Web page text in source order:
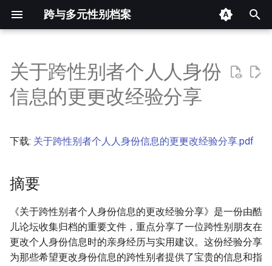
跨与多元性别档案
入
以
开
摘要
关于跨性别者个⼈人身份
信息的更更改经验分享
下载: 关于跨性别者个⼈人身份信息的更更改经验分享.pdf
摘要
《关于跨性别者个人身份信息的更改经验分享》是一份由酷
儿论坛收集归档的重要文件，重点分享了一位跨性别朋友在
更改个人身份信息时的亲身经历与实用建议。这份经验分享
为那些希望更改身份信息的跨性别者提供了宝贵的信息和指